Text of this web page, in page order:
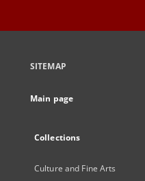
SITEMAP
Main page
Collections
Culture and Fine Arts